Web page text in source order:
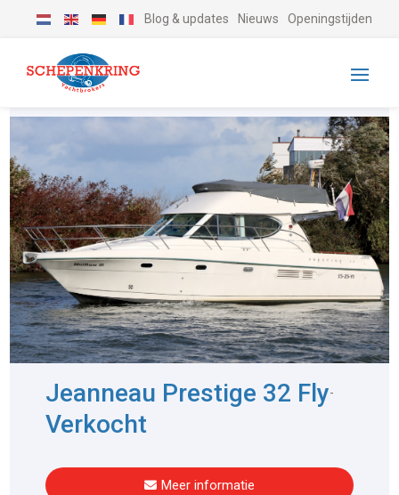
Blog & updates Nieuws Openingstijden
Jeanneau Prestige 32 Fly-
Verkocht
Meer informatie